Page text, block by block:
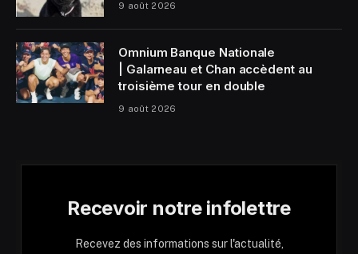
9 août 2026
Omnium Banque Nationale
| Galarneau et Chan accèdent au
troisième tour en double
9 août 2026
Recevoir notre infolettre
Recevez des informations sur l'actualité,